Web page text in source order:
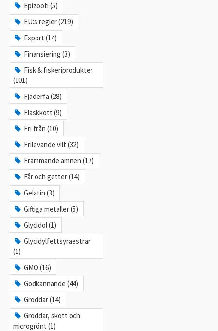
Epizooti (5)
EU:s regler (219)
Export (14)
Finansiering (3)
Fisk & fiskeriprodukter
(101)
Fjäderfä (28)
Fläskkött (9)
Fri från (10)
Frilevande vilt (32)
Främmande ämnen (17)
Får och getter (14)
Gelatin (3)
Giftiga metaller (5)
Glycidol (1)
Glycidylfettsyraestrar
(1)
GMO (16)
Godkännande (44)
Groddar (14)
Groddar, skott och
microgrönt (1)